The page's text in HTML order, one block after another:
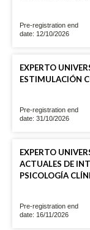
Pre-registration end
date: 12/10/2026
EXPERTO
ESTIMULACIÓN
Pre-registration end
date: 31/10/2026
EXPERTO
ACTUALES DE
PSICOLOGÍA
Pre-registration end
date: 16/11/2026